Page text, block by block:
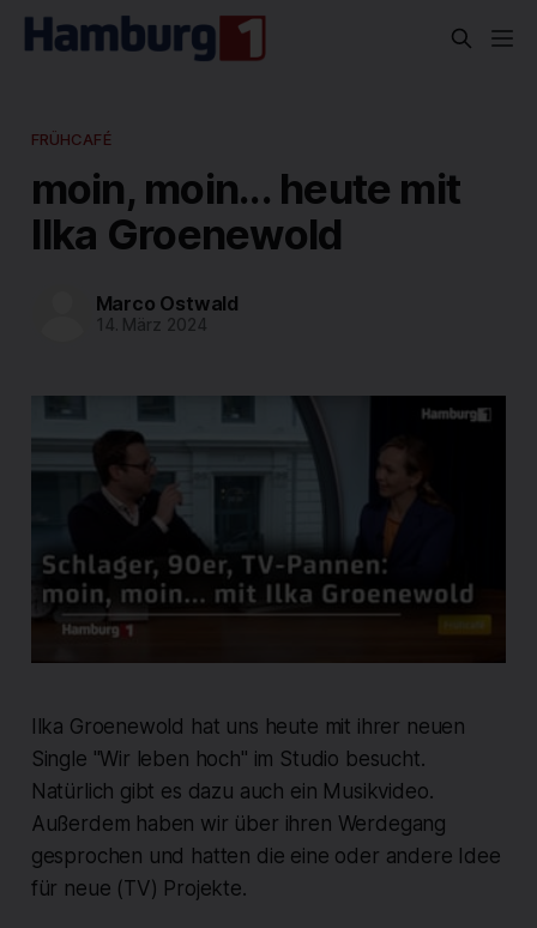
FRÜHCAFÉ
moin, moin... heute mit
Ilka Groenewold
Marco Ostwald
14. März 2024
Ilka Groenewold hat uns heute mit ihrer neuen
Single "Wir leben hoch" im Studio besucht.
Natürlich gibt es dazu auch ein Musikvideo.
Außerdem haben wir über ihren Werdegang
gesprochen und hatten die eine oder andere Idee
für neue (TV) Projekte.